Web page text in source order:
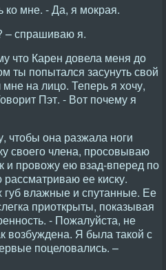
мне. - Да, я мокрая.
– спрашиваю я.
что Карен довела меня до
ты попытался засунуть свой
мне на лицо. Теперь я хочу,
Пэт. - Вот почему я
чтобы она разжала ноги
своего члена, просовываю
и провожу ею взад-вперед по
ее киску.
влажные и спутанные. Ее
приоткрыты, показывая
- Пожалуйста, не
возбуждена. Я была такой с
поцеловались. –